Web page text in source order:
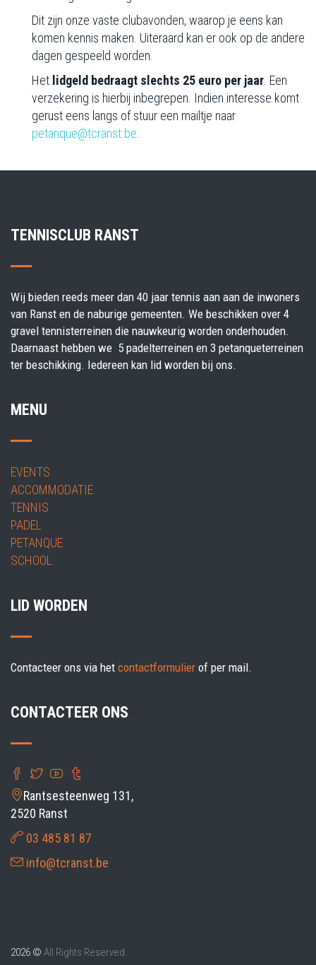
Dit zijn onze vaste clubavonden, waarop je eens kan
komen kennis maken. Uiteraard kan er ook op de andere
dagen gespeeld worden.
Het lidgeld bedraagt slechts 25 euro per jaar . Een
verzekering is hierbij inbegrepen. Indien interesse komt
gerust eens langs of stuur een mailtje naar
petanque@tcranst.be
TENNISCLUB RANST
Wij bieden reeds meer dan 40 jaar tennis aan aan de inwoners
van Ranst en de naburige gemeenten. We beschikken over 4
gravel tennisterreinen die nauwkeurig worden onderhouden.
Daarnaast hebben we 5 padelterreinen en 3 petanqueterreinen
ter beschikking. Iedereen kan lid worden bij ons.
MENU
EVENTS
ACCOMMODATIE
TENNIS
PADEL
PETANQUE
SCHOOL
LID WORDEN
Contacteer ons via het contactformulier of per mail.
CONTACTEER ONS
Rantsesteenweg 131,
2520 Ranst
03 485 81 87
info@tcranst.be
2026 © All Rights Reserved.